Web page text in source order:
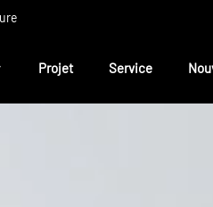
Projet Service